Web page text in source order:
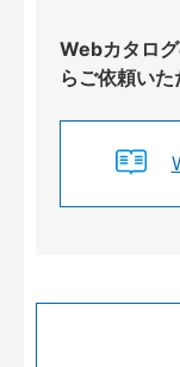
Webカタロ
らご依頼いた